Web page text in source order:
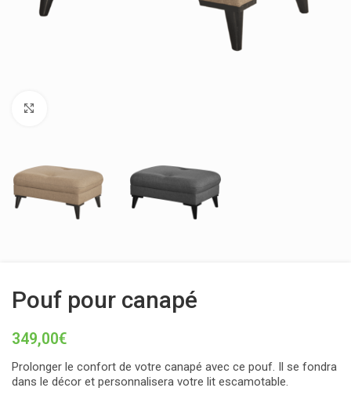
Pouf pour canapé
349,00€
Prolonger le confort de votre canapé avec ce pouf. Il se fondra
dans le décor et personnalisera votre lit escamotable.